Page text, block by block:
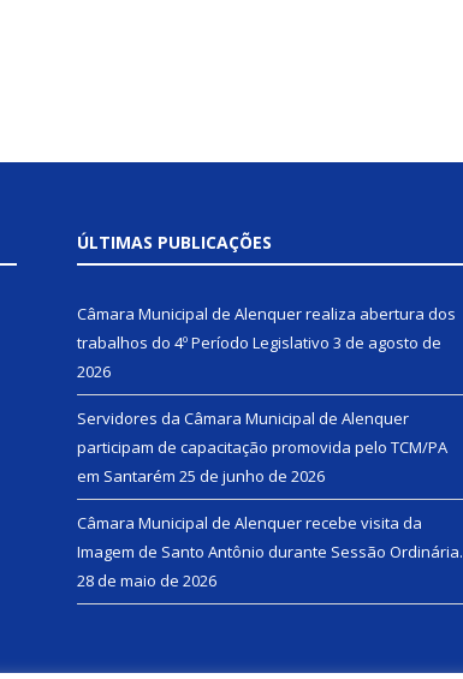
ÚLTIMAS PUBLICAÇÕES
Câmara Municipal de Alenquer realiza abertura dos
trabalhos do 4º Período Legislativo 3 de agosto de
2026
Servidores da Câmara Municipal de Alenquer
participam de capacitação promovida pelo TCM/PA
em Santarém 25 de junho de 2026
Câmara Municipal de Alenquer recebe visita da
Imagem de Santo Antônio durante Sessão Ordinária.
28 de maio de 2026